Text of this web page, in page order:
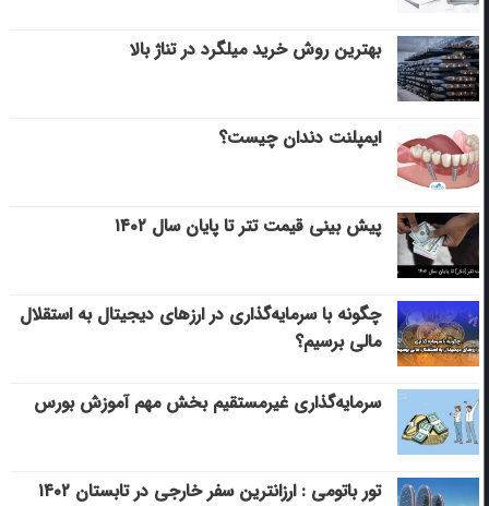
بهترین روش خرید میلگرد در تناژ بالا
ایمپلنت دندان چیست؟
پیش بینی قیمت تتر تا پایان سال ۱۴۰۲
چگونه با سرمایه‌گذاری در ارزهای دیجیتال به استقلال
مالی برسیم؟
سرمایه‌گذاری غیرمستقیم بخش مهم آموزش بورس
تور باتومی : ارزانترین سفر خارجی در تابستان ۱۴۰۲